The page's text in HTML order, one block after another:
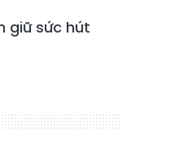
giữ sức hút